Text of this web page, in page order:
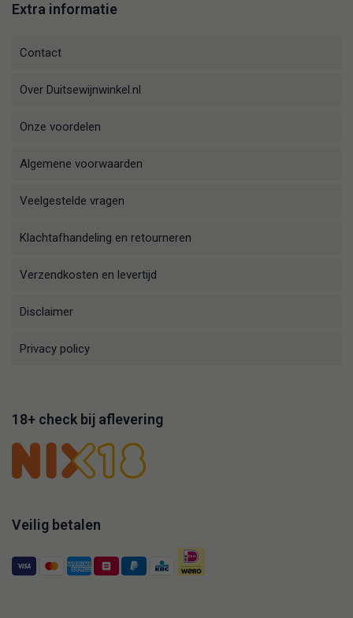
Extra informatie
Contact
Over Duitsewijnwinkel.nl
Onze voordelen
Algemene voorwaarden
Veelgestelde vragen
Klachtafhandeling en retourneren
Verzendkosten en levertijd
Disclaimer
Privacy policy
18+ check bij aflevering
Veilig betalen